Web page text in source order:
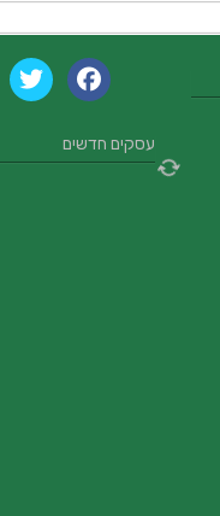
עסקים חדשים